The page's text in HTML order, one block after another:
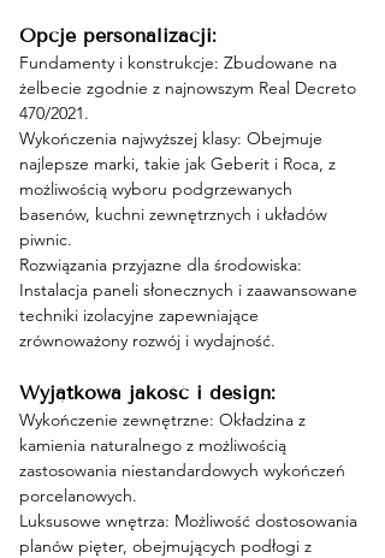
Opcje personalizacji:
Fundamenty i konstrukcje: Zbudowane na
żelbecie zgodnie z najnowszym Real Decreto
470/2021.
Wykończenia najwyższej klasy: Obejmuje
najlepsze marki, takie jak Geberit i Roca, z
możliwością wyboru podgrzewanych
basenów, kuchni zewnętrznych i układów
piwnic.
Rozwiązania przyjazne dla środowiska:
Instalacja paneli słonecznych i zaawansowane
techniki izolacyjne zapewniające
zrównoważony rozwój i wydajność.
Wyjątkowa jakość i design:
Wykończenie zewnętrzne: Okładzina z
kamienia naturalnego z możliwością
zastosowania niestandardowych wykończeń
porcelanowych.
Luksusowe wnętrza: Możliwość dostosowania
planów pięter, obejmujących podłogi z